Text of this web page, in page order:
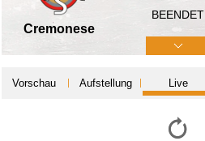
Cremonese
BEENDET
Vorschau Aufstellung Live